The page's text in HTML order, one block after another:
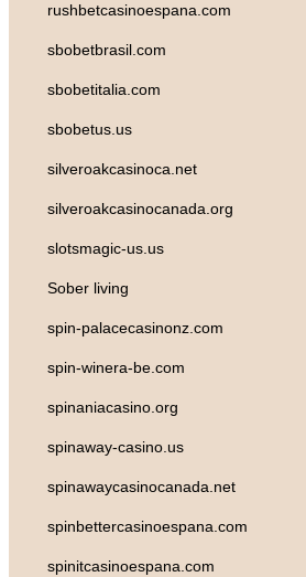
rushbetcasinoespana.com
sbobetbrasil.com
sbobetitalia.com
sbobetus.us
silveroakcasinoca.net
silveroakcasinocanada.org
slotsmagic-us.us
Sober living
spin-palacecasinonz.com
spin-winera-be.com
spinaniacasino.org
spinaway-casino.us
spinawaycasinocanada.net
spinbettercasinoespana.com
spinitcasinoespana.com